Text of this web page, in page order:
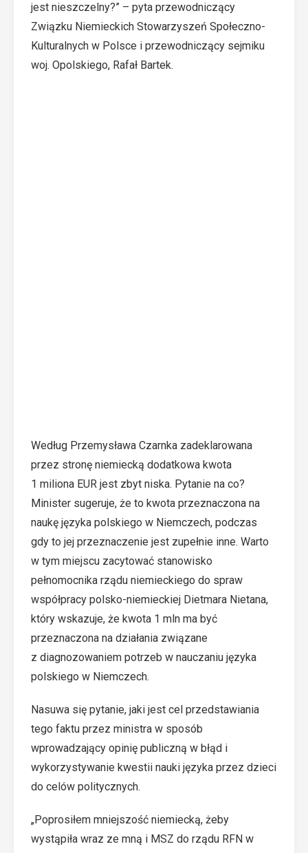
jest nieszczelny?” – pyta przewodniczący
Związku Niemieckich Stowarzyszeń Społeczno-
Kulturalnych w Polsce i przewodniczący sejmiku
woj. Opolskiego, Rafał Bartek.
Według Przemysława Czarnka zadeklarowana
przez stronę niemiecką dodatkowa kwota
1 miliona EUR jest zbyt niska. Pytanie na co?
Minister sugeruje, że to kwota przeznaczona na
naukę języka polskiego w Niemczech, podczas
gdy to jej przeznaczenie jest zupełnie inne. Warto
w tym miejscu zacytować stanowisko
pełnomocnika rządu niemieckiego do spraw
współpracy polsko-niemieckiej Dietmara Nietana,
który wskazuje, że kwota 1 mln ma być
przeznaczona na działania związane
z diagnozowaniem potrzeb w nauczaniu języka
polskiego w Niemczech.
Nasuwa się pytanie, jaki jest cel przedstawiania
tego faktu przez ministra w sposób
wprowadzający opinię publiczną w błąd i
wykorzystywanie kwestii nauki języka przez dzieci
do celów politycznych.
„Poprosiłem mniejszość niemiecką, żeby
wystąpiła wraz ze mną i MSZ do rządu RFN w